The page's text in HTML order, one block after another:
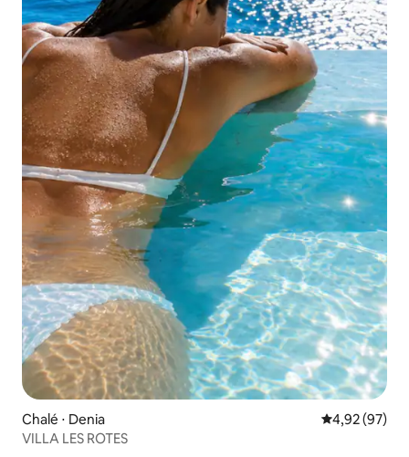
Chalé ⋅ Denia 4,92 de uma
4,92 (97)
VILLA LES ROTES